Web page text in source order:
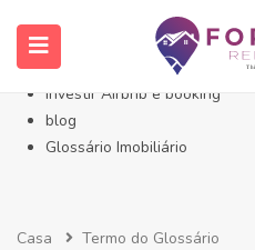
Início- Imóveis Fortaleza
Imóveis em Fortaleza
Imóveis no Eusébio
Investir Airbnb e booking
blog
Glossário Imobiliário
Casa
Termo do Glossário